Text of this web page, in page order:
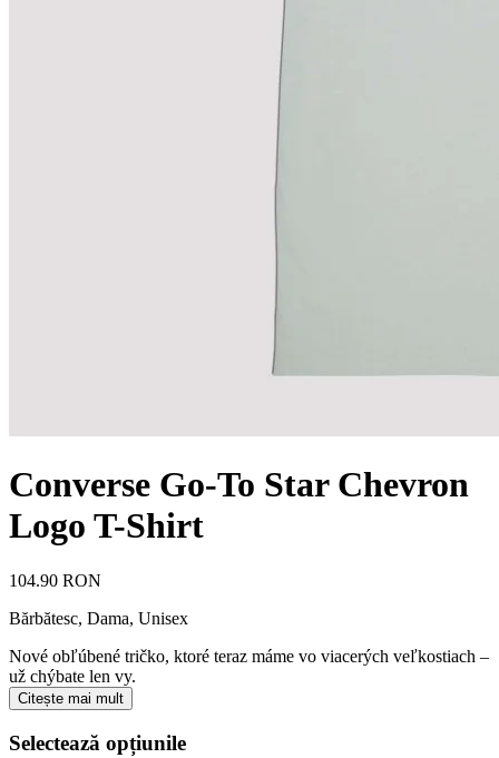
Converse Go-To Star Chevron
Logo T-Shirt
104.90 RON
Bărbătesc, Dama, Unisex
Nové obľúbené tričko, ktoré teraz máme vo viacerých veľkostiach –
už chýbate len vy.
Citește mai mult
Selectează opțiunile